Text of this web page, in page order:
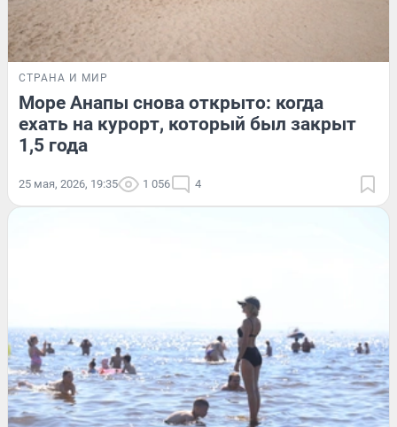
СТРАНА И МИР
Море Анапы снова открыто: когда
ехать на курорт, который был закрыт
1,5 года
25 мая, 2026, 19:35 1 056 4